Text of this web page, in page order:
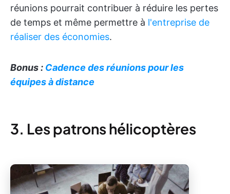
réunions pourrait contribuer à réduire les pertes
de temps et même permettre à l'entreprise de
réaliser des économies.
Bonus : Cadence des réunions pour les
équipes à distance
3. Les patrons hélicoptères